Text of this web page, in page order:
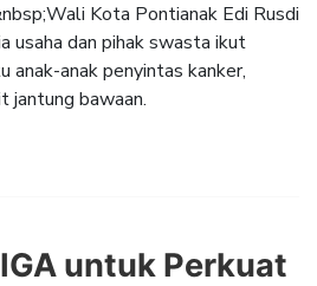
Kota Pontianak Edi Rusdi
usaha dan pihak swasta ikut
anak-anak penyintas kanker,
jantung bawaan.
untuk Perkuat